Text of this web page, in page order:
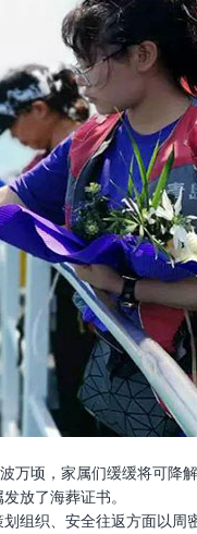
顷，家属们缓缓将可降
放了海葬证书。
织、安全往返方面以周